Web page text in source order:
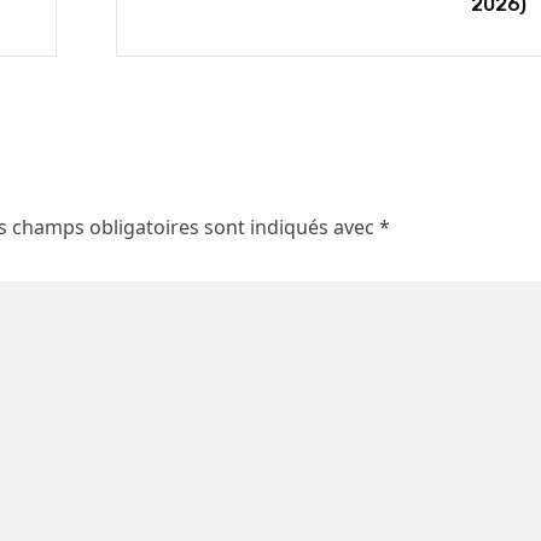
champs obligatoires sont indiqués avec *